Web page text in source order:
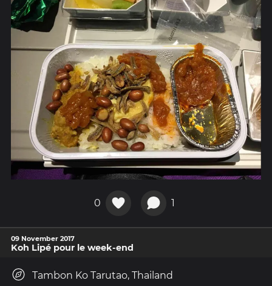
0 1
09 November 2017
Koh Lipé pour le week-end
Tambon Ko Tarutao, Thailand